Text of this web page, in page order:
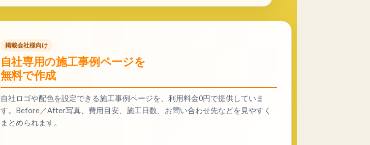
掲載会社様向け
自社専用の施工事例ページを
無料で作成
自社ロゴや配色を設定できる施工事例ページを、利用料金0円で提供していま
す。Before／After写真、費用目安、施工日数、お問い合わせ先などを見やすく
まとめられます。